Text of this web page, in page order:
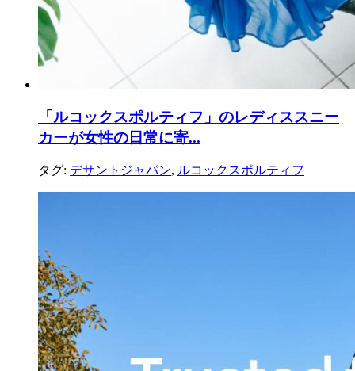
「ルコックスポルティフ」のレディススニー
カーが女性の日常に寄...
タグ: デサントジャパン, ルコックスポルティフ